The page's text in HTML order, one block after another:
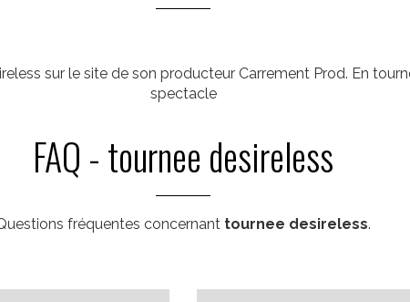
sur le site de son producteur Carrement Prod. En
spectacle
FAQ - tournee desireless
fréquentes concernant tournee desireless.